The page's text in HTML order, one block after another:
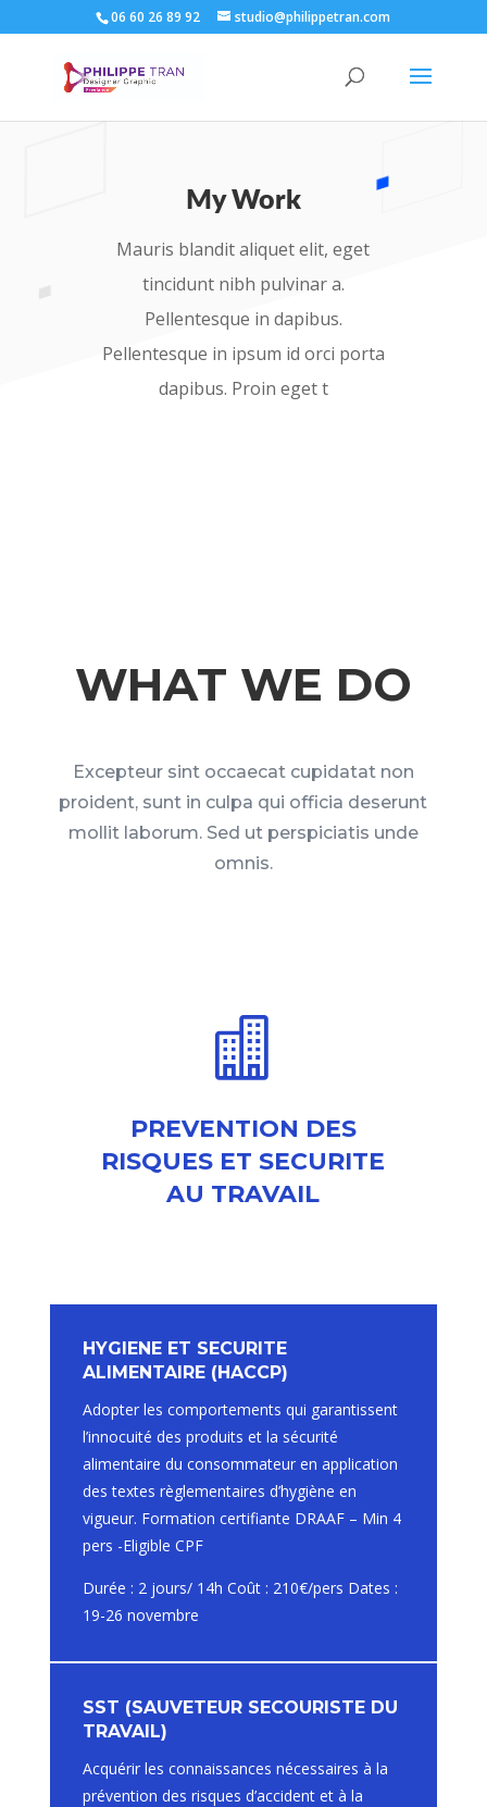
06 60 26 89 92 studio@philippetran.com
My Work
Mauris blandit aliquet elit, eget
tincidunt nibh pulvinar a.
Pellentesque in dapibus.
Pellentesque in ipsum id orci porta
dapibus. Proin eget t
WHAT WE DO
Excepteur sint occaecat cupidatat non
proident, sunt in culpa qui officia deserunt
mollit laborum. Sed ut perspiciatis unde
omnis.

PREVENTION DES
RISQUES ET SECURITE
AU TRAVAIL
HYGIENE ET SECURITE
ALIMENTAIRE (HACCP)
Adopter les comportements qui garantissent
l’innocuité des produits et la sécurité
alimentaire du consommateur en application
des textes règlementaires d’hygiène en
vigueur. Formation certifiante DRAAF – Min 4
pers -Eligible CPF
Durée : 2 jours/ 14h Coût : 210€/pers Dates :
19-26 novembre
SST (SAUVETEUR SECOURISTE DU
TRAVAIL)
Acquérir les connaissances nécessaires à la
prévention des risques d’accident et à la